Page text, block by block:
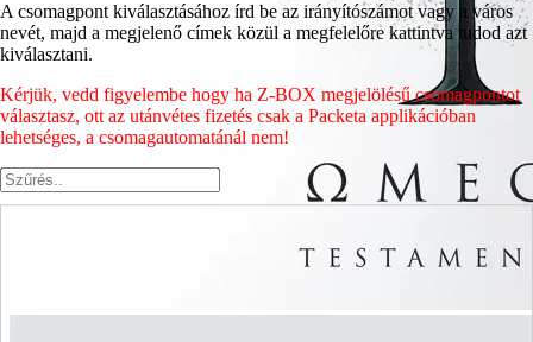
A csomagpont kiválasztásához írd be az irányítószámot vagy a város
nevét, majd a megjelenő címek közül a megfelelőre kattintva tudod azt
kiválasztani.
Kérjük, vedd figyelembe hogy ha Z-BOX megjelölésű csomagpontot
választasz, ott az utánvétes fizetés csak a Packeta applikációban
lehetséges, a csomagautomatánál nem!